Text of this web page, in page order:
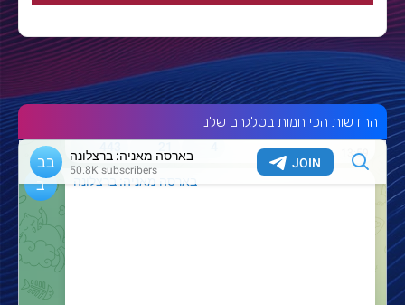
החדשות הכי חמות בטלגרם שלנו